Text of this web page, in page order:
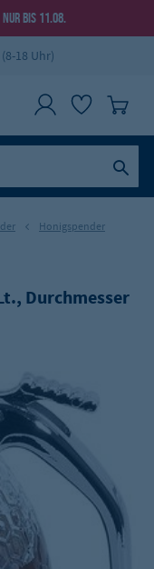
NUR BIS 11.08.
18 Uhr)
Honigspender
Durchmesser